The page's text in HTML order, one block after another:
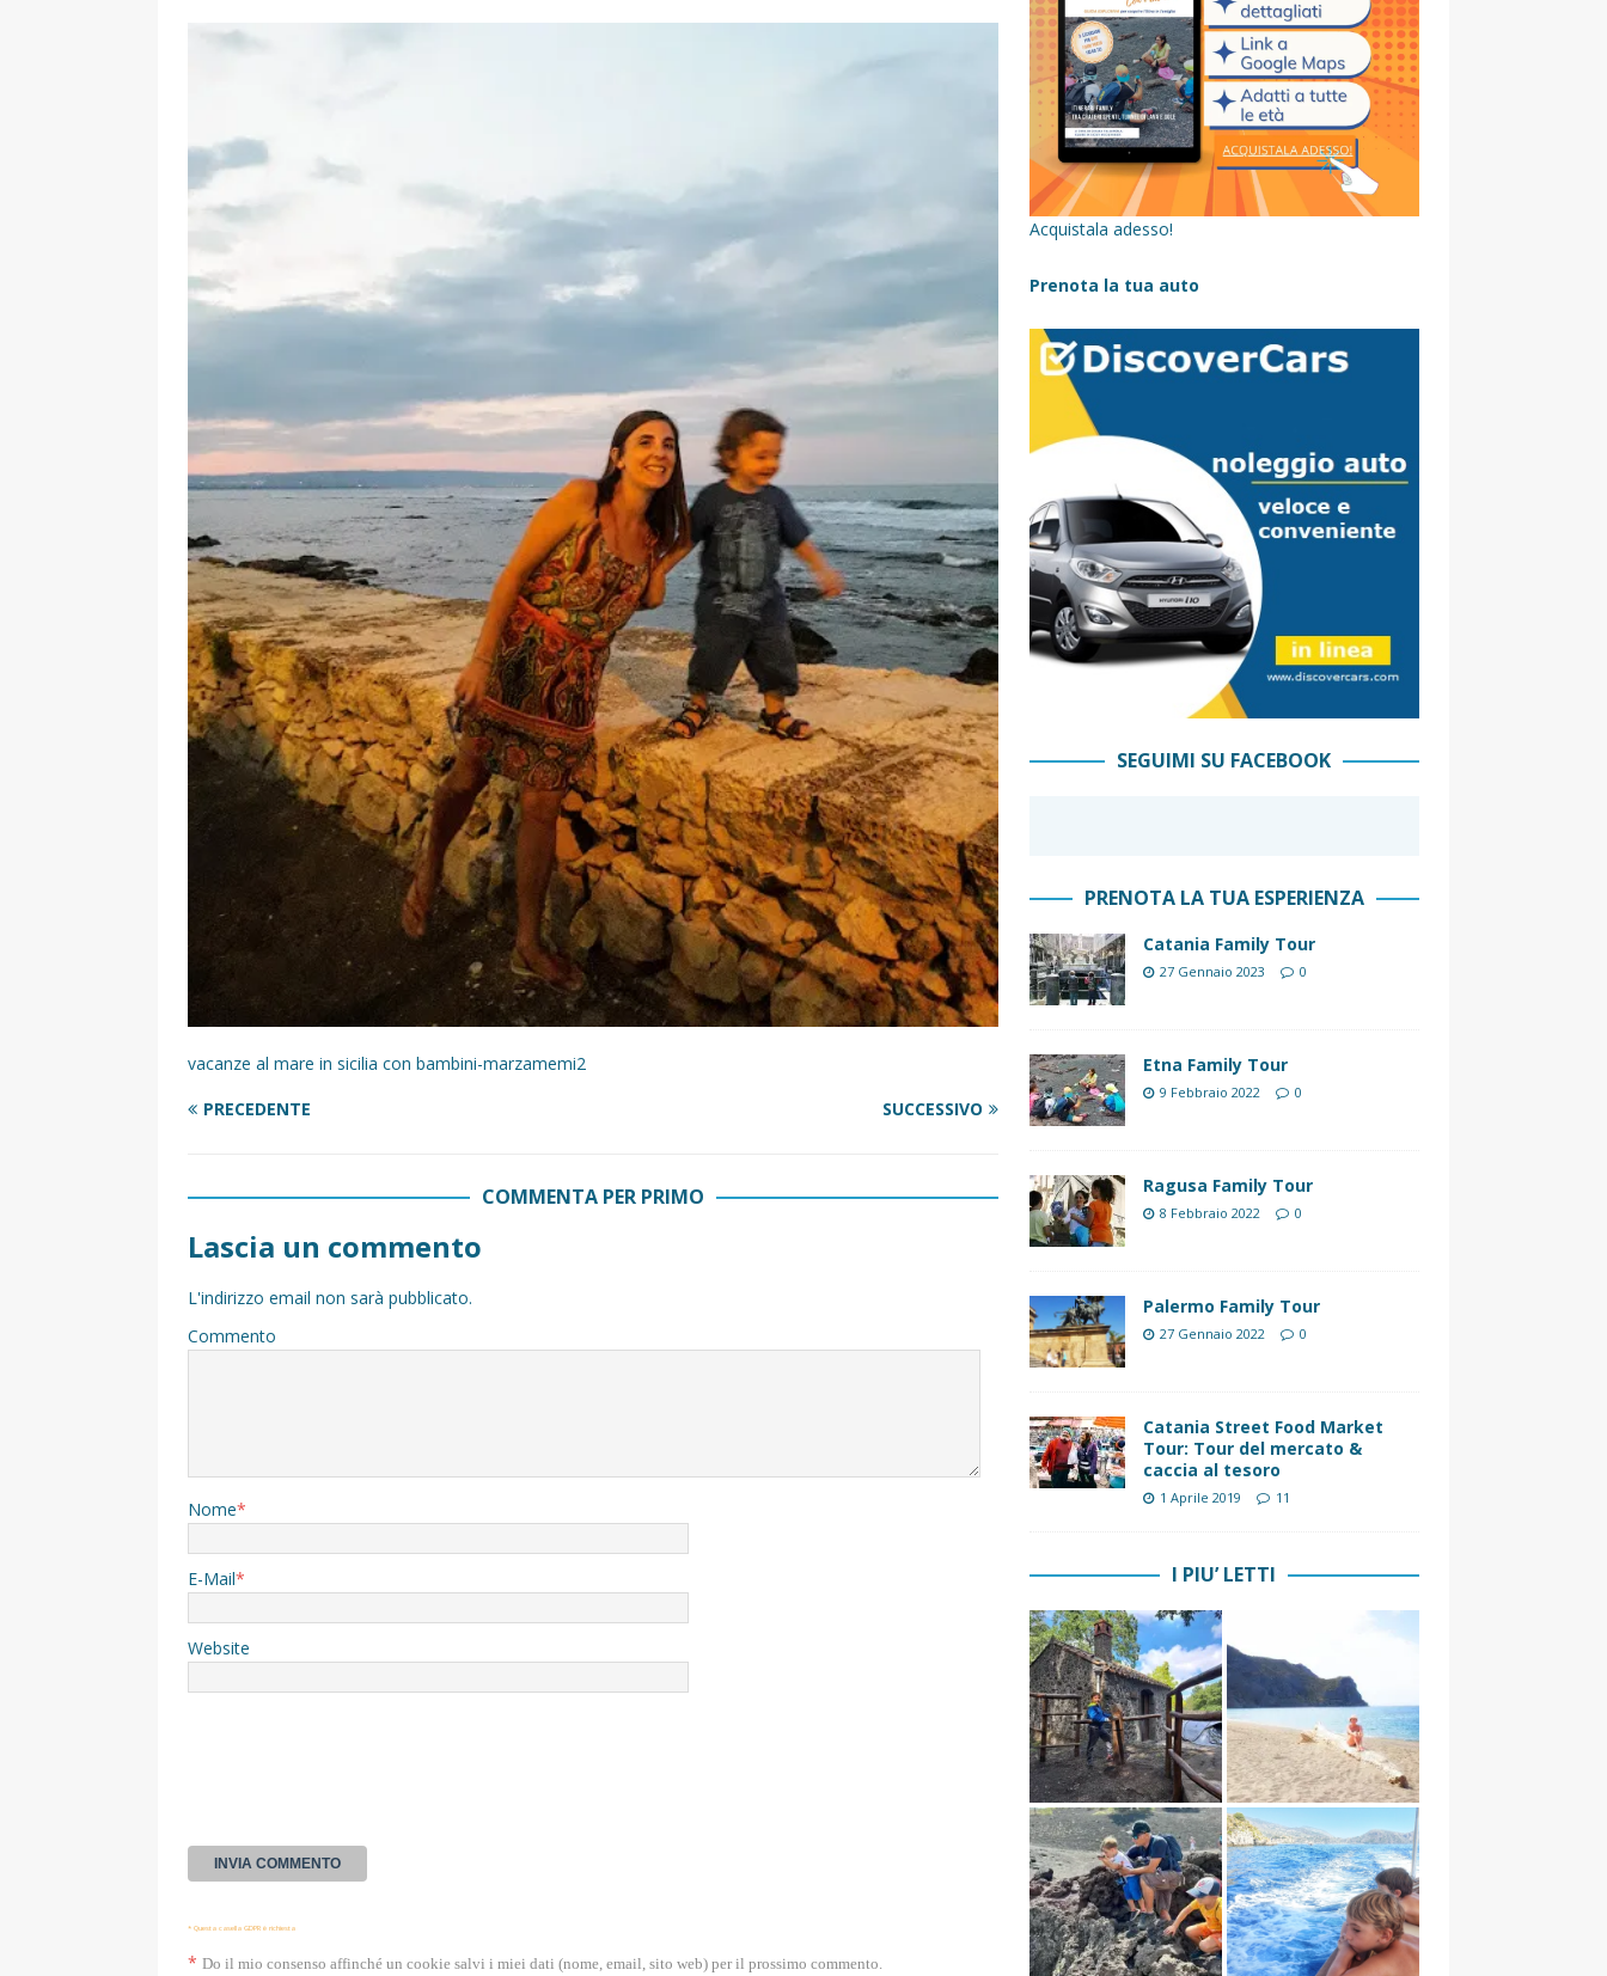
[ 17 Dicembre 2025 ]
Organizzare un viaggio in Sicilia con i bambini (senza stress)
CONSIGLI
[ 2 Aprile 2025 ]
Vendemmia con i bambini in Sicilia, dove andare?
FATTORIE
DIDATTICHE
Visitare la Fiumara d’Arte con i bambini, quando la natura incontra l’arte
[ 20 Marzo 2022 ] Cosa fare in Sicilia con i bambini: mare, attività e tour a prova di famiglia
VIAGGI IN SICILIA
vacanze al mare in sicilia con bambini-marzamemi2
PRECEDENTE
SUCCESSIVO
COMMENTA PER PRIMO
Lascia un commento
L'indirizzo email non sarà pubblicato.
Commento
Nome*
E-Mail*
Website
* Questa casella GDPR è richiesta
* Do il mio consenso affinché un cookie salvi i miei dati (nome, email, sito web) per il prossimo commento.
Acquistala adesso!
Prenota la tua auto
SEGUIMI SU FACEBOOK
PRENOTA LA TUA ESPERIENZA
Catania Family Tour
27 Gennaio 2023 0
Etna Family Tour
9 Febbraio 2022 0
Ragusa Family Tour
8 Febbraio 2022 0
Palermo Family Tour
27 Gennaio 2022 0
Catania Street Food Market
Tour: Tour del mercato &
caccia al tesoro
1 Aprile 2019 11
I PIU’ LETTI